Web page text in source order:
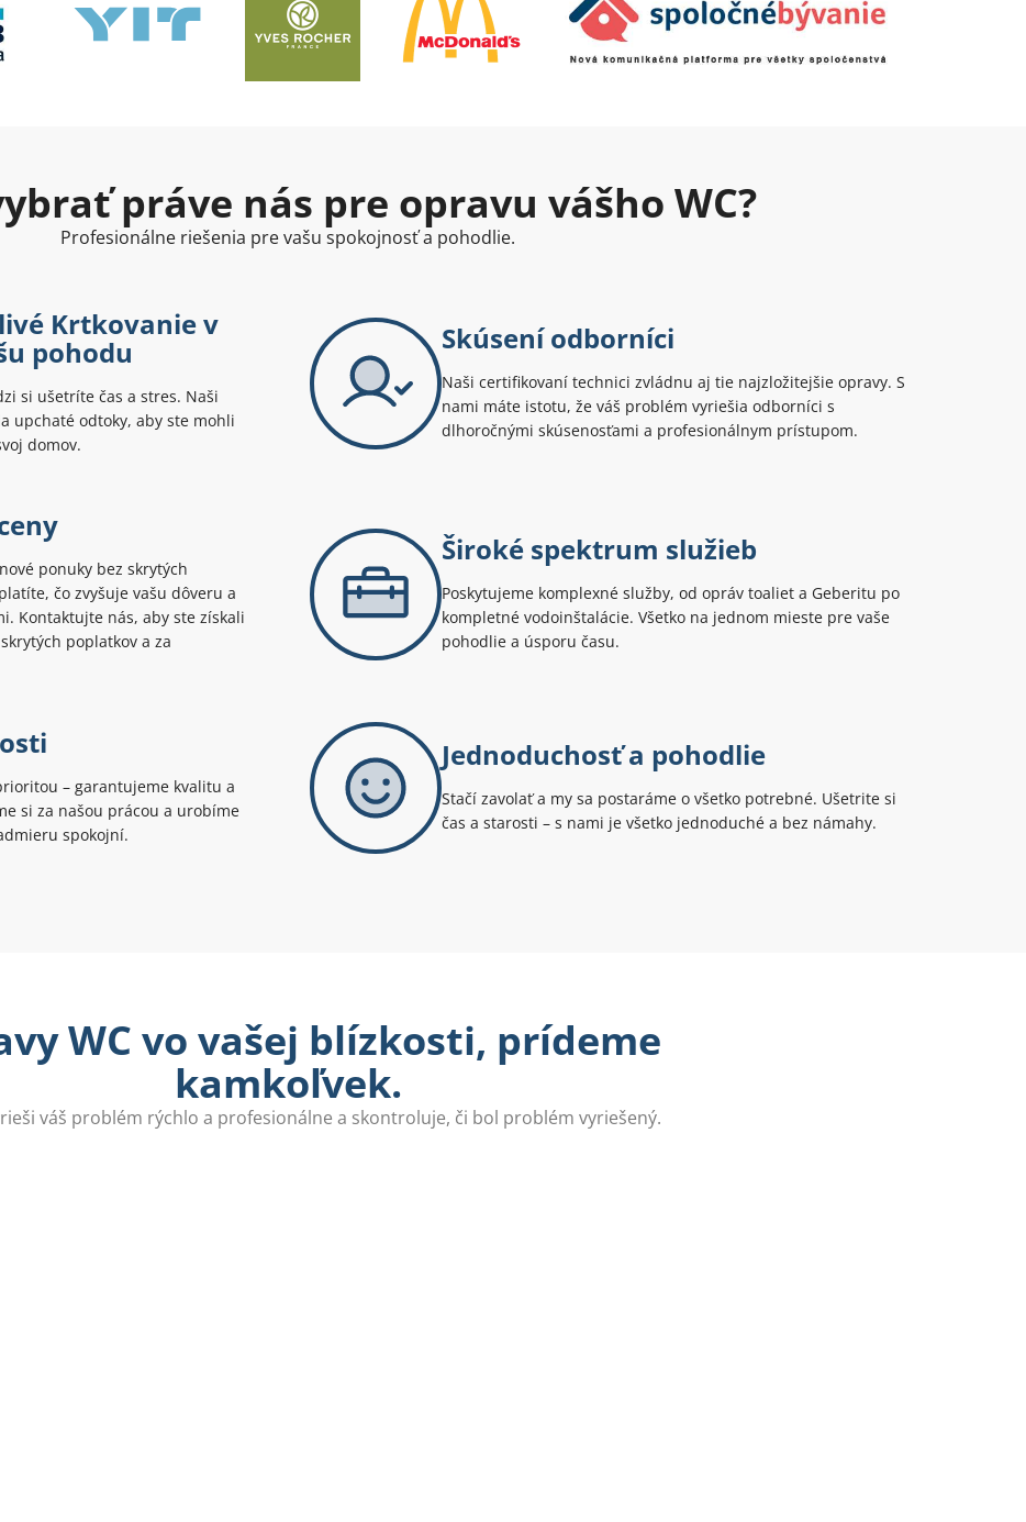
práve nás pre opravu vášho WC?
Profesionálne riešenia pre vašu spokojnosť a pohodlie.
Krtkovanie v
pohodu
si ušetríte čas a stres. Naši
upchaté odtoky, aby ste mohli
domov.
Skúsení odborníci
Naši certifikovaní technici zvládnu aj tie najzložitejšie opravy. S
nami máte istotu, že váš problém vyriešia odborníci s
dlhoročnými skúsenosťami a profesionálnym prístupom.
ponuky bez skrytých
čo zvyšuje vašu dôveru a
Kontaktujte nás, aby ste získali
poplatkov a za
Široké spektrum služieb
Poskytujeme komplexné služby, od opráv toaliet a Geberitu po
kompletné vodoinštalácie. Všetko na jednom mieste pre vaše
pohodlie a úsporu času.
– garantujeme kvalitu a
si za našou prácou a urobíme
spokojní.
Jednoduchosť a pohodlie
Stačí zavolať a my sa postaráme o všetko potrebné. Ušetrite si
čas a starosti – s nami je všetko jednoduché a bez námahy.
WC vo vašej blízkosti, prídeme
kamkoľvek.
váš problém rýchlo a profesionálne a skontroluje, či bol problém vyriešený.